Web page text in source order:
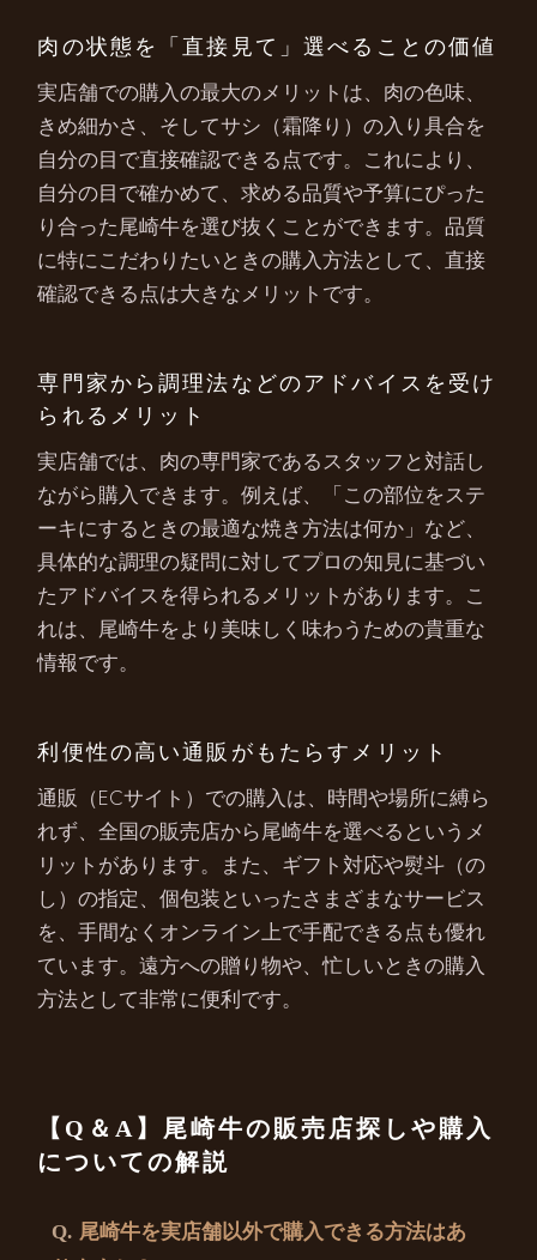
肉の状態を「直接見て」選べることの価値
実店舗での購入の最大のメリットは、肉の色味、
きめ細かさ、そしてサシ（霜降り）の入り具合を
自分の目で直接確認できる点です。これにより、
自分の目で確かめて、求める品質や予算にぴった
り合った尾崎牛を選び抜くことができます。品質
に特にこだわりたいときの購入方法として、直接
確認できる点は大きなメリットです。
専門家から調理法などのアドバイスを受け
られるメリット
実店舗では、肉の専門家であるスタッフと対話し
ながら購入できます。例えば、「この部位をステ
ーキにするときの最適な焼き方法は何か」など、
具体的な調理の疑問に対してプロの知見に基づい
たアドバイスを得られるメリットがあります。こ
れは、尾崎牛をより美味しく味わうための貴重な
情報です。
利便性の高い通販がもたらすメリット
通販（ECサイト）での購入は、時間や場所に縛ら
れず、全国の販売店から尾崎牛を選べるというメ
リットがあります。また、ギフト対応や熨斗（の
し）の指定、個包装といったさまざまなサービス
を、手間なくオンライン上で手配できる点も優れ
ています。遠方への贈り物や、忙しいときの購入
方法として非常に便利です。
【Q＆A】尾崎牛の販売店探しや購入
についての解説
尾崎牛を実店舗以外で購入できる方法はあ